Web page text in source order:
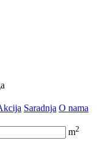
Saradnja O nama
m2